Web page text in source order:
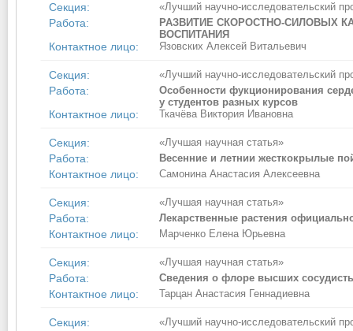
Секция: «Лучший научно-исследовательский
Работа:
РАЗВИТИЕ СКОРОСТНО-СИЛОВЫХ
ВОСПИТАНИЯ
Контактное лицо: Язовских Алексей Витальевич
Секция: «Лучший научно-исследовательский
Работа:
Особенности фукционирования
у студентов разных курсов
Контактное лицо: Ткачёва Виктория Ивановна
Секция: «Лучшая научная статья»
Работа: Весенние и летнии жесткокрылые
Контактное лицо: Самонина Анастасия Алексеевна
Секция: «Лучшая научная статья»
Работа: Лекарственные растения
Контактное лицо: Марченко Елена Юрьевна
Секция: «Лучшая научная статья»
Работа: Сведения о флоре высших
Контактное лицо: Тарцан Анастасия Геннадиевна
Секция: «Лучший научно-исследовательский